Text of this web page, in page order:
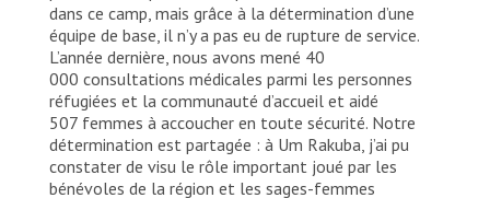
dans ce camp, mais grâce à la détermination d’une
équipe de base, il n’y a pas eu de rupture de service.
L’année dernière, nous avons mené 40
000 consultations médicales parmi les personnes
réfugiées et la communauté d’accueil et aidé
507 femmes à accoucher en toute sécurité. Notre
détermination est partagée : à Um Rakuba, j’ai pu
constater de visu le rôle important joué par les
bénévoles de la région et les sages-femmes